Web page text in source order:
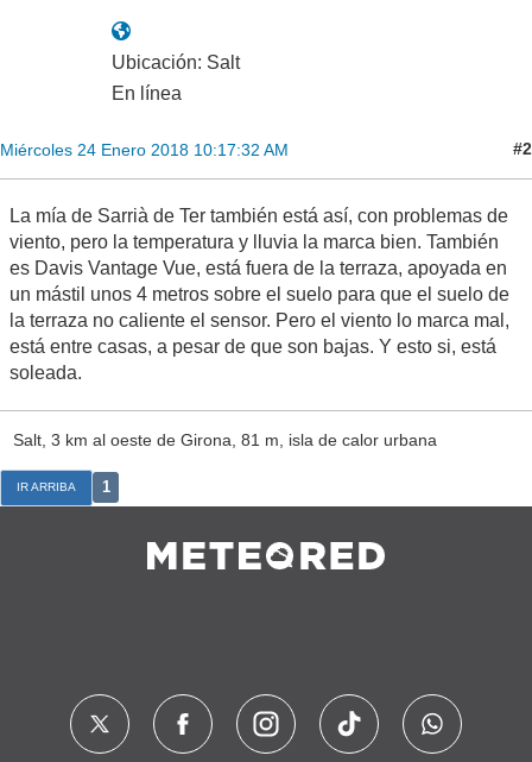
Ubicación: Salt
En línea
Miércoles 24 Enero 2018 10:17:32 AM #2
La mía de Sarrià de Ter también está así, con problemas de
viento, pero la temperatura y lluvia la marca bien. También
es Davis Vantage Vue, está fuera de la terraza, apoyada en
un mástil unos 4 metros sobre el suelo para que el suelo de
la terraza no caliente el sensor. Pero el viento lo marca mal,
está entre casas, a pesar de que son bajas. Y esto si, está
soleada.
Salt, 3 km al oeste de Girona, 81 m, isla de calor urbana
IR ARRIBA 1